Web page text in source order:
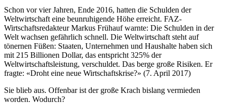
Schon vor vier Jahren, Ende 2016, hatten die Schulden der
Weltwirtschaft eine beunruhigende Höhe erreicht. FAZ-
Wirtschaftsredakteur Markus Frühauf warnte: Die Schulden in der
Welt wachsen gefährlich schnell. Die Weltwirtschaft steht auf
tönernen Füßen: Staaten, Unternehmen und Haushalte haben sich
mit 215 Billionen Dollar, das entspricht 325% der
Weltwirtschaftsleistung, verschuldet. Das berge große Risiken. Er
fragte: «Droht eine neue Wirtschaftskrise?» (7. April 2017)
Sie blieb aus. Offenbar ist der große Krach bislang vermieden
worden. Wodurch?